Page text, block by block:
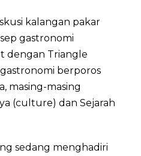
kalangan pakar
gastronomi
dengan Triangle
berporos
masing-masing
(culture) dan Sejarah
sedang menghadiri